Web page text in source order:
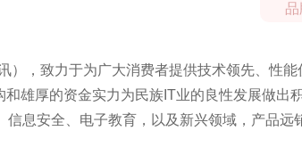
），致力于为广大消费者提供技术领先、性能
雄厚的资金实力为民族IT业的良性发展做出
息安全、电子教育，以及新兴领域，产品远